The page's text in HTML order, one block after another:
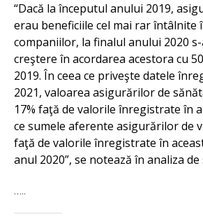
“Dacă la începutul anului 2019,
erau beneficiile cel mai rar întâlnite
companiilor, la finalul anului 2020
creştere în acordarea acestora cu
2019. În ceea ce priveşte datele
2021, valoarea asigurărilor de
17% faţă de valorile înregistrate în
ce sumele aferente asigurărilor de
faţă de valorile înregistrate în
anul 2020”, se notează în analiza
…..